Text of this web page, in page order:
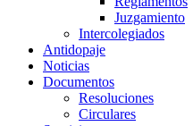
Juzgamiento
Intercolegiados
Antidopaje
Noticias
Documentos
Resoluciones
Circulares